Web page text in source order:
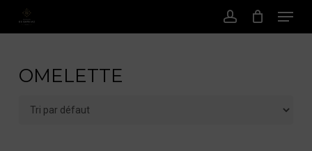
Passer
principal
Compte
Menu
OMELETTE